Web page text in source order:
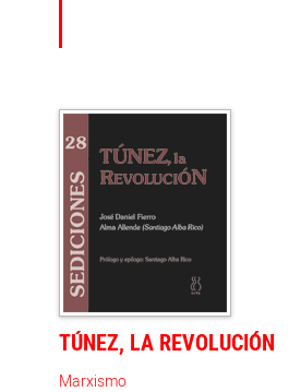
TÚNEZ, LA REVOLUCIÓN
Marxismo